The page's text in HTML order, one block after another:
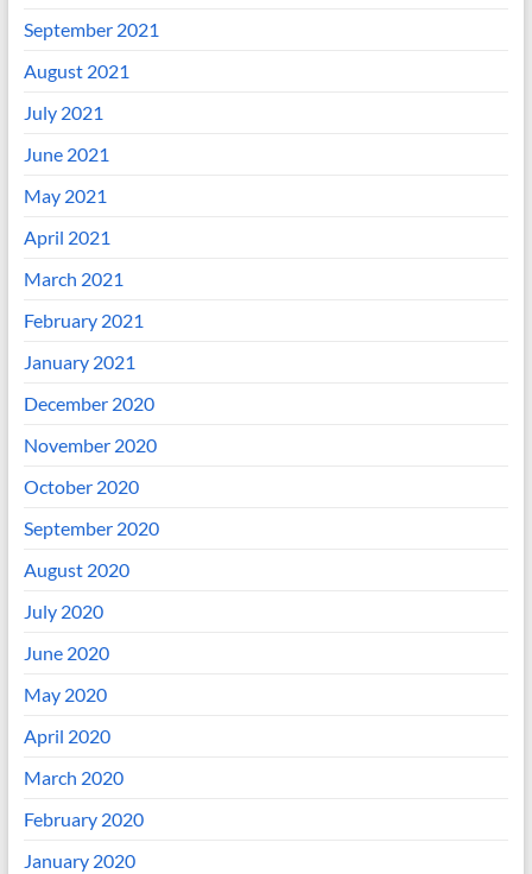
September 2021
August 2021
July 2021
June 2021
May 2021
April 2021
March 2021
February 2021
January 2021
December 2020
November 2020
October 2020
September 2020
August 2020
July 2020
June 2020
May 2020
April 2020
March 2020
February 2020
January 2020